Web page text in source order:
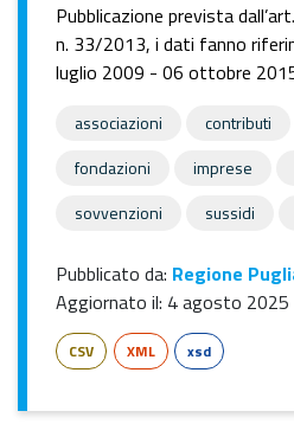
Pubblicazione prevista
n. 33/2013, i dati fanno
luglio 2009 - 06 ottobre
associazioni contributi
fondazioni
imprese
sovvenzioni
sussidi
Pubblicato da: Regione
Aggiornato il: 4 agosto 2025
CSV XML xsd